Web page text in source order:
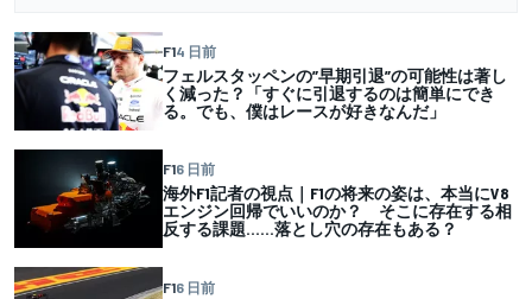
F14 日前
フェルスタッペンの”早期引退”の可能性は著し
く減った？「すぐに引退するのは簡単にでき
る。でも、僕はレースが好きなんだ」
F16 日前
海外F1記者の視点｜F1の将来の姿は、本当にV8
エンジン回帰でいいのか？ そこに存在する相
反する課題……落とし穴の存在もある？
F16 日前